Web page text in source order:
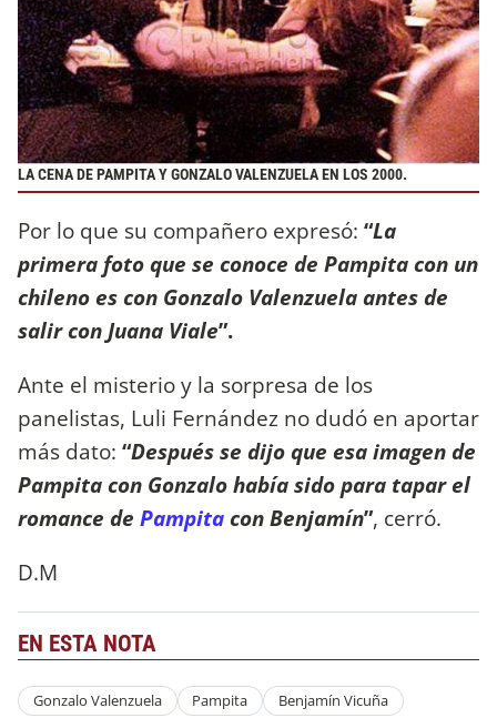
LA CENA DE PAMPITA Y GONZALO VALENZUELA EN LOS 2000.
Por lo que su compañero expresó: “La
primera foto que se conoce de Pampita con un
chileno es con Gonzalo Valenzuela antes de
salir con Juana Viale”.
Ante el misterio y la sorpresa de los
panelistas, Luli Fernández no dudó en aportar
más dato: “Después se dijo que esa imagen de
Pampita con Gonzalo había sido para tapar el
romance de Pampitacon Benjamín”, cerró.
D.M
EN ESTA NOTA
Gonzalo Valenzuela Pampita Benjamín Vicuña